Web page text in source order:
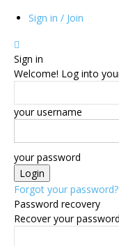
Sign in / Join
Sign in
Welcome! Log into
your username
your password
Forgot your
Password recovery
Recover your password